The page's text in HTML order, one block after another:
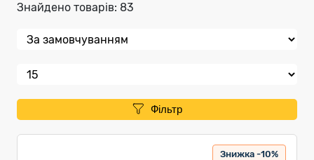
Знайдено товарів: 83
Фільтр
Знижка -10%